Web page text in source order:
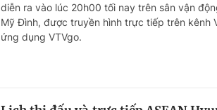
diễn ra vào lúc 20h00 tối nay trên sân vận
Mỹ Đình, được truyền hình trực tiếp trên kênh
ứng dụng VTVgo.